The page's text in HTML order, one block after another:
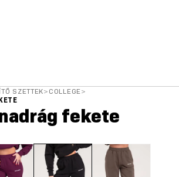
SZETTEK> COLLEGE >
fekete